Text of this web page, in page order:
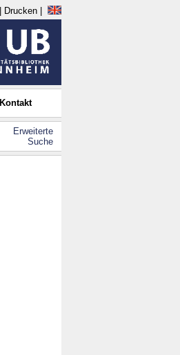
Drucken
Kontakt
Erweiterte
Suche